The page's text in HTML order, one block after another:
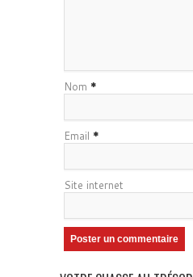
Nom *
Email *
Site internet